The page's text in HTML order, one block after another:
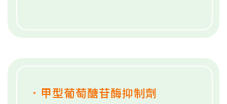
．甲型葡萄醣苷酶抑制劑